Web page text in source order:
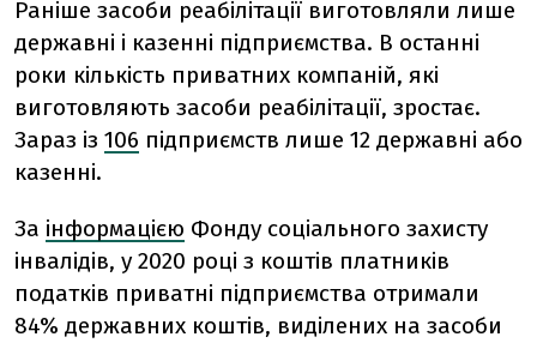
Раніше засоби реабілітації виготовляли лише
державні і казенні підприємства. В останні
роки кількість приватних компаній, які
виготовляють засоби реабілітації, зростає.
Зараз із 106 підприємств лише 12 державні або
казенні.
За інформацією Фонду соціального захисту
інвалідів, у 2020 році з коштів платників
податків приватні підприємства отримали
84% державних коштів, виділених на засоби